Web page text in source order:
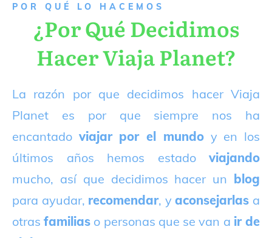
P OR QUÉ LO HACEMOS
¿Por Qué Decidimos
Hacer Viaja Planet?
La razón por que decidimos hacer Viaja
Planet es por que siempre nos ha
encantado viajar por el mundoy en los
últimos años hemos estado viajando
mucho, así que decidimos hacer un blog
para ayudar, recomendar, yaconsejarlas a
otrasfamilias o personas que se van a ir de